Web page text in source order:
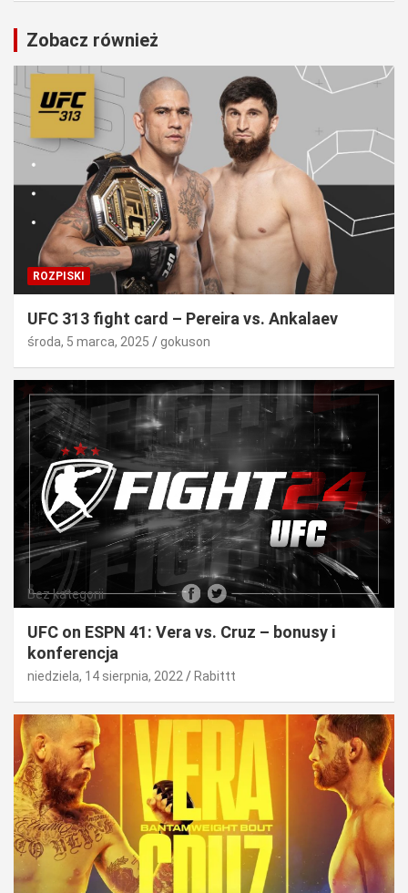
Zobacz również
ROZPISKI
UFC 313 fight card – Pereira vs. Ankalaev
środa, 5 marca, 2025 gokuson
Bez kategorii
UFC on ESPN 41: Vera vs. Cruz – bonusy i
konferencja
niedziela, 14 sierpnia, 2022 Rabittt